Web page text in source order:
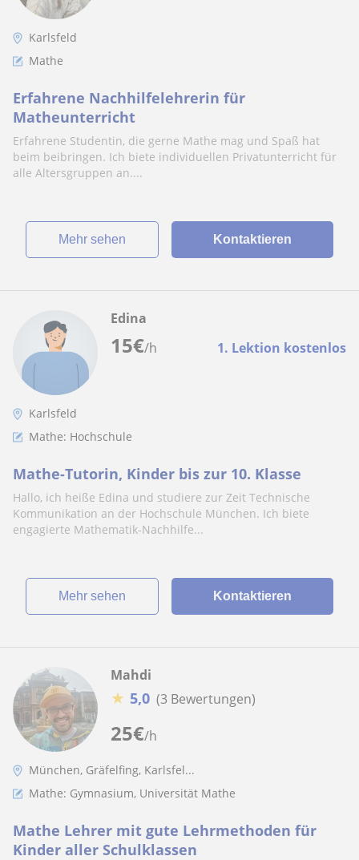
Karlsfeld
Mathe
Erfahrene Nachhilfelehrerin für
Matheunterricht
Erfahrene Studentin, die gerne Mathe mag und Spaß hat
beim beibringen. Ich biete individuellen Privatunterricht für
alle Altersgruppen an....
Mehr sehen Kontaktieren
15€/h 1. Lektion kostenlos
Edina
Karlsfeld
Mathe: Hochschule
Mathe-Tutorin, Kinder bis zur 10. Klasse
Hallo, ich heiße Edina und studiere zur Zeit Technische
Kommunikation an der Hochschule München. Ich biete
engagierte Mathematik-Nachhilfe...
Mehr sehen Kontaktieren
25€/h
Mahdi
★ 5,0 (3 Bewertungen)
München, Gräfelfing, Karlsfel...
Mathe: Gymnasium, Universität Mathe
Mathe Lehrer mit gute Lehrmethoden für
Kinder aller Schulklassen